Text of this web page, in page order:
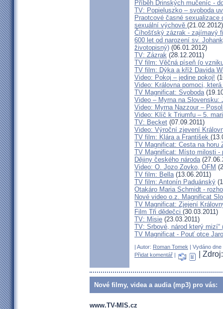
Příběh Drinských mučeníc -
TV: Popieluszko – svoboda
Praotcové časné
sexuální výchově (21.02.2012)
Číhošťský zázrak - zajímavý
600 let od narození sv.
životopisný) (06.01.2012)
TV: Zázrak (28.12.2011)
TV film: Věčná píseň (o
TV film: Dýka a kříž Davida
Video: Pokoj – jedine pokoj!
Video: Královna pomoci,
TV Magnificat: Svoboda
Video – Myrna na Slovensku:
Video: Myrna Nazzour –
Video: Klíč k Triumfu – 5.
TV: Becket (07.09.2011)
Video: Výroční zjevení
TV film: Klára a František
TV Magnificat: Cesta na horu
TV Magnificat: Místo milosti -
Dějiny českého národa
Video: O. Jozo Zovko, OFM
TV film: Bella(13.06.2011)
TV film: Antonín Paduánský
Otakáro Maria Schmidt -
Nové video o.z. Magnificat
TV Magnificat: Zjejení
Film Tři dědečci (30.03.2011)
TV: Misie (23.03.2011)
TV: Srbové, národ který mizí“
TV Magnificat - Pouť otce
| Autor: Roman Tomek | Vydáno
Přidat komentář | |
Nové filmy, videa a audia (mp3) pro vás:
www.TV-MIS.cz